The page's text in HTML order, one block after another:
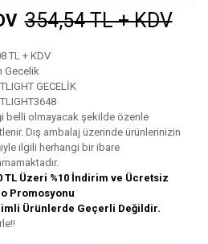
354,54 TL + KDV
TL + KDV
Gecelik
GECELİK
belli olmayacak şekilde özenle
Dış ambalaj üzerinde ürünlerinizin
ilgili herhangi bir ibare
TL Üzeri %10 İndirim ve Ücretsiz
Promosyonu
Ürünlerde Geçerli Değildir.